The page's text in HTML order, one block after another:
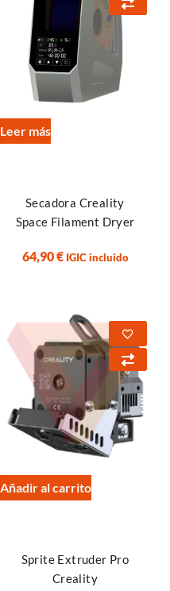
Leer más
Secadora Creality
Space Filament Dryer
64,90€ IGIC incluido
Añadir al carrito
Sprite Extruder Pro
Creality